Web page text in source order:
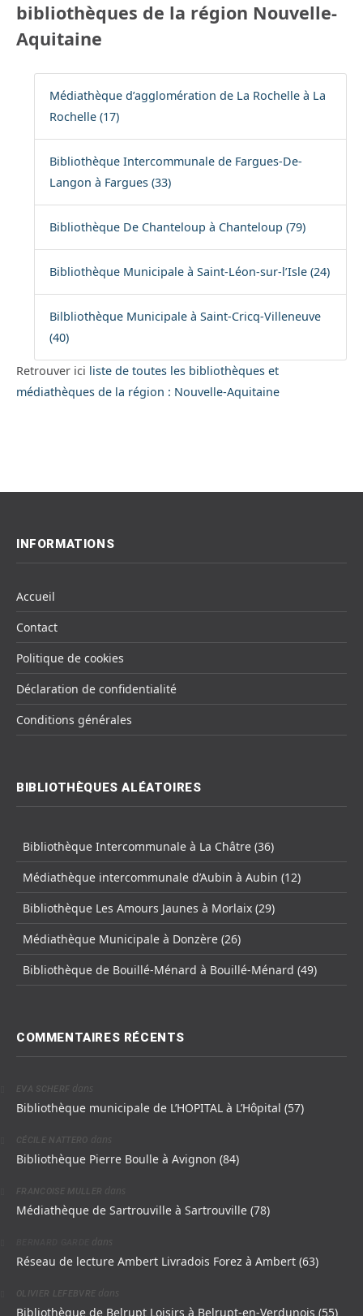
bibliothèques de la région Nouvelle-
Aquitaine
Médiathèque d’agglomération de La Rochelle à La
Rochelle (17)
Bibliothèque Intercommunale de Fargues-De-
Langon à Fargues (33)
Bibliothèque De Chanteloup à Chanteloup (79)
Bibliothèque Municipale à Saint-Léon-sur-l’Isle (24)
Bilbliothèque Municipale à Saint-Cricq-Villeneuve
(40)
Retrouver ici liste de toutes les bibliothèques et
médiathèques de la région : Nouvelle-Aquitaine
INFORMATIONS
Accueil
Contact
Politique de cookies
Déclaration de confidentialité
Conditions générales
BIBLIOTHÈQUES ALÉATOIRES
Bibliothèque Intercommunale à La Châtre (36)
Médiathèque intercommunale d’Aubin à Aubin (12)
Bibliothèque Les Amours Jaunes à Morlaix (29)
Médiathèque Municipale à Donzère (26)
Bibliothèque de Bouillé-Ménard à Bouillé-Ménard (49)
COMMENTAIRES RÉCENTS
EVA SCHERF dans
Bibliothèque municipale de L’HOPITAL à L’Hôpital (57)
CÉCILE NATTERO dans
Bibliothèque Pierre Boulle à Avignon (84)
FRANCOISE MULLER dans
Médiathèque de Sartrouville à Sartrouville (78)
dans
Réseau de lecture Ambert Livradois Forez à Ambert (63)
OLIVIER LEFEBVRE dans
Bibliothèque de Belrupt Loisirs à Belrupt-en-Verdunois (55)